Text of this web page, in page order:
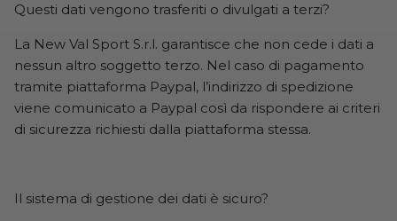
Questi dati vengono trasferiti o divulgati a terzi?
La New Val Sport S.r.l. garantisce che non cede i dati a
nessun altro soggetto terzo. Nel caso di pagamento
tramite piattaforma Paypal, l’indirizzo di spedizione
viene comunicato a Paypal così da rispondere ai criteri
di sicurezza richiesti dalla piattaforma stessa.
Il sistema di gestione dei dati è sicuro?